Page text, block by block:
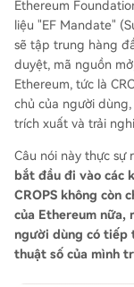
g, tránh biến
o điểm giữa
"CROPS AI" nằm
đề: làm sao để
từ xa (như mô
mà không phải hy
hay quyền kiểm
M từ xa thanh
Ethereum riêng tư
lại, trong bối
c kỹ thuật số,
Ethereum
liệu "EF Mandate"
sẽ tập trung hàng
duyệt, mã nguồn
Ethereum, tức là
chủ của người
trích xuất và trải
Câu nói này thực
bắt đầu đi vào các
CROPS không còn
của Ethereum nữa,
người dùng có tiếp
thuật số của mình